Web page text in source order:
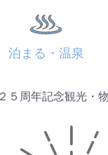
泊まる・温泉
周年記念観光・物